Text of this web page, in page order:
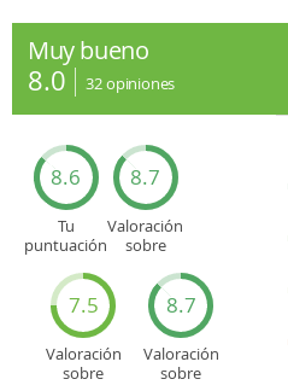
Muy bueno
8.0 32opiniones
8.6
Tu
puntuación
8.7
Valoración
sobre
7.5
Valoración
sobre
8.7
Valoración
sobre